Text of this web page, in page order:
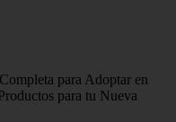
para Adoptar en
para tu Nueva